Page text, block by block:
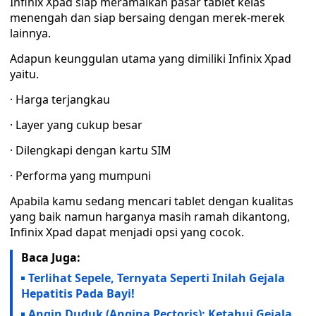
menengah dan siap bersaing dengan merek-merek
lainnya.
Adapun keunggulan utama yang dimiliki Infinix Xpad
yaitu.
· Harga terjangkau
· Layer yang cukup besar
· Dilengkapi dengan kartu SIM
· Performa yang mumpuni
Apabila kamu sedang mencari tablet dengan kualitas
yang baik namun harganya masih ramah dikantong,
Infinix Xpad dapat menjadi opsi yang cocok.
Baca Juga:
Terlihat Sepele, Ternyata Seperti Inilah Gejala
Hepatitis Pada Bayi!